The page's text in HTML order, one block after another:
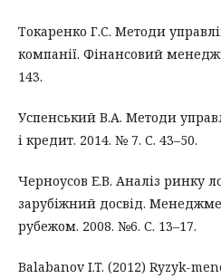
Токаренко Г.С. Методи
компанії. Фінансовий
143.
Успенський В.А. Методи
і кредит. 2014. № 7. С. 43–50.
Черноусов Е.В. Аналіз ринку
зарубіжний досвід.
рубежом. 2008. №6. С. 13–17.
Balabanov I.T. (2012) Ryzyk-